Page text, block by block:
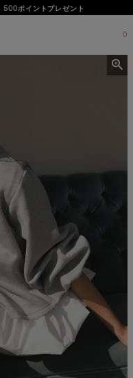
ーポンプレゼント♪
ポイントプレゼント
0